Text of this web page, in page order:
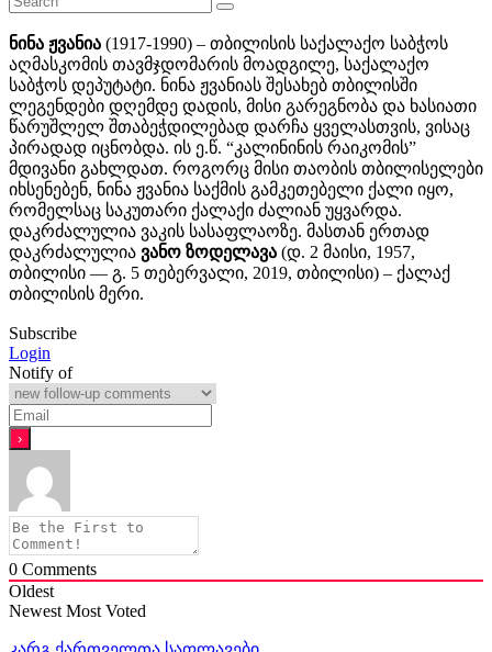
ნინა ჟვანია (1917-1990) – თბილისის საქალაქო საბჭოს
აღმასკომის თავმჯდომარის მოადგილე, საქალაქო
საბჭოს დეპუტატი. ნინა ჟვანიას შესახებ თბილისში
ლეგენდები დღემდე დადის, მისი გარეგნობა და ხასიათი
წარუშლელ შთაბეჭდილებად დარჩა ყველასთვის, ვისაც
პირადად იცნობდა. ის ე.წ. “კალინინის რაიკომის”
მდივანი გახლდათ. როგორც მისი თაობის თბილისელები
იხსენებენ, ნინა ჟვანია საქმის გამკეთებელი ქალი იყო,
რომელსაც საკუთარი ქალაქი ძალიან უყვარდა.
დაკრძალულია ვაკის სასაფლაოზე. მასთან ერთად
დაკრძალულია ვანო ზოდელავა (დ. 2 მაისი, 1957,
თბილისი — გ. 5 თებერვალი, 2019, თბილისი) – ქალაქ
თბილისის მერი.
Subscribe
Login
Notify of
0 Comments
Oldest
Newest Most Voted